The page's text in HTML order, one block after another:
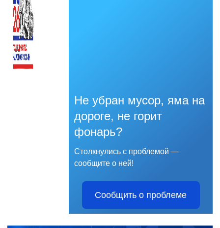
Не убран мусор, яма на
дороге, не горит
фонарь?
Столкнулись с проблемой —
сообщите о ней!
Сообщить о проблеме